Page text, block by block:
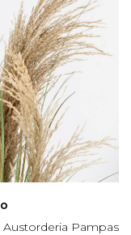
Austorderia Pampas